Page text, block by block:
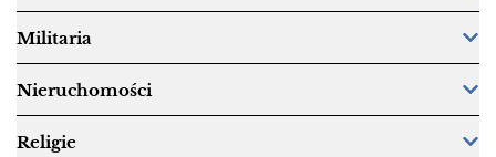
Militaria
Nieruchomości
Religie